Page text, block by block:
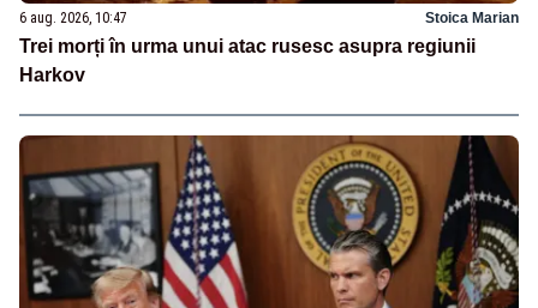
6 aug. 2026, 10:47 Stoica Marian
Trei morți în urma unui atac rusesc asupra regiunii
Harkov